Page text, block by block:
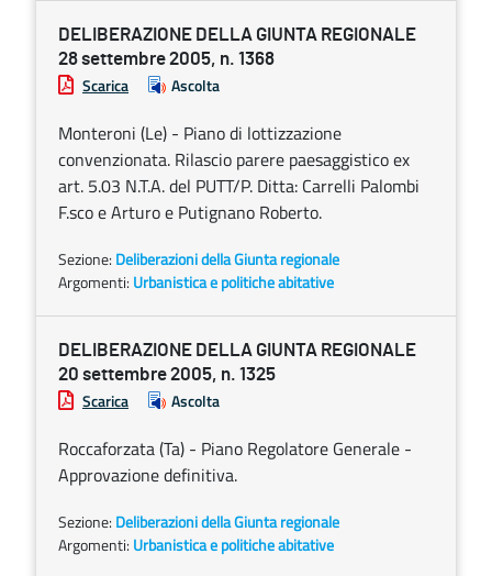
DELIBERAZIONE DELLA GIUNTA REGIONALE
28 settembre 2005, n. 1368
Scarica Ascolta
Monteroni (Le) - Piano di lottizzazione
convenzionata. Rilascio parere paesaggistico ex
art. 5.03 N.T.A. del PUTT/P. Ditta: Carrelli Palombi
F.sco e Arturo e Putignano Roberto.
Sezione: Deliberazioni della Giunta regionale
Argomenti: Urbanistica e politiche abitative
DELIBERAZIONE DELLA GIUNTA REGIONALE
20 settembre 2005, n. 1325
Scarica Ascolta
Roccaforzata (Ta) - Piano Regolatore Generale -
Approvazione definitiva.
Sezione: Deliberazioni della Giunta regionale
Argomenti: Urbanistica e politiche abitative